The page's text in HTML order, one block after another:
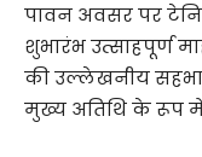
पावन अवसर पर
शुभारंभ उत्साहपूर्ण
की उल्लेखनीय
मुख्य अतिथि के रूप में